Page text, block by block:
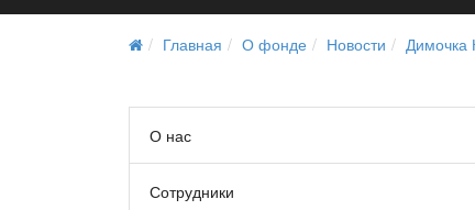
Главная О фонде Новости Димочка
О нас
Сотрудники